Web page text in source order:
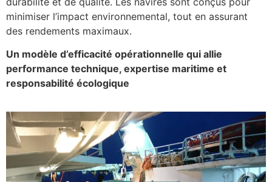
minimiser l’impact environnemental, tout en assurant
des rendements maximaux.
Un modèle d’efficacité opérationnelle qui allie
performance technique, expertise maritime et
responsabilité écologique